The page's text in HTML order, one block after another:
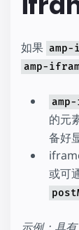
如果
amp-
的元
备好
或可